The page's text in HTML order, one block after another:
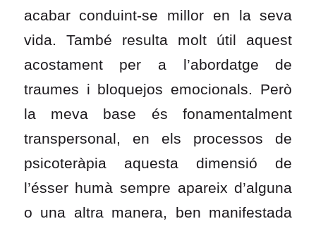
acabar conduint-se millor en la seva
vida. També resulta molt útil aquest
acostament per a l’abordatge de
traumes i bloquejos emocionals. Però
la meva base és fonamentalment
transpersonal, en els processos de
psicoteràpia aquesta dimensió de
l’ésser humà sempre apareix d’alguna
o una altra manera, ben manifestada